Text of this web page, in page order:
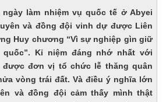
làm nhiệm vụ quốc tế ở Abyei
và đồng đội vinh dự được Liên
Huy chương “Vì sự nghiệp gìn giữ
Kỉ niệm đáng nhớ nhất với
được đơn vị tổ chức lễ thăng quân
vòng trái đất. Và điều ý nghĩa lớn
và đồng đội cảm thấy mình thật